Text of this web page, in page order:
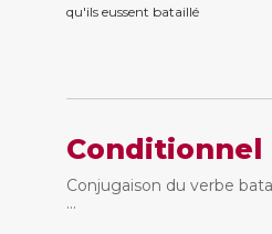
qu'ils eussent bataillé
Conditionnel
Conjugaison du verbe
...